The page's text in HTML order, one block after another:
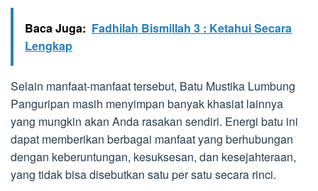
Baca Juga: Fadhilah Bismillah 3 : Ketahui Secara
Lengkap
Selain manfaat-manfaat tersebut, Batu Mustika Lumbung
Panguripan masih menyimpan banyak khasiat lainnya
yang mungkin akan Anda rasakan sendiri. Energi batu ini
dapat memberikan berbagai manfaat yang berhubungan
dengan keberuntungan, kesuksesan, dan kesejahteraan,
yang tidak bisa disebutkan satu per satu secara rinci.